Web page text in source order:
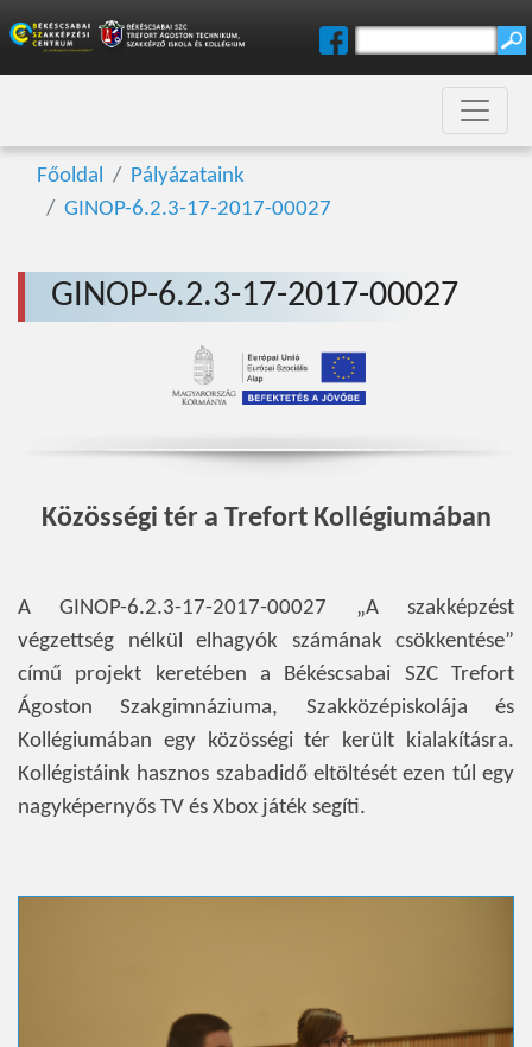
Főoldal
Pályázataink
GINOP-6.2.3-17-2017-00027
GINOP-6.2.3-17-2017-00027
Közösségi tér a Trefort Kollégiumában
A GINOP-6.2.3-17-2017-00027 „A szakképzést
végzettség nélkül elhagyók számának csökkentése”
című projekt keretében a Békéscsabai SZC Trefort
Ágoston Szakgimnáziuma, Szakközépiskolája és
Kollégiumában egy közösségi tér került kialakításra.
Kollégistáink hasznos szabadidő eltöltését ezen túl egy
nagyképernyős TV és Xbox játék segíti.